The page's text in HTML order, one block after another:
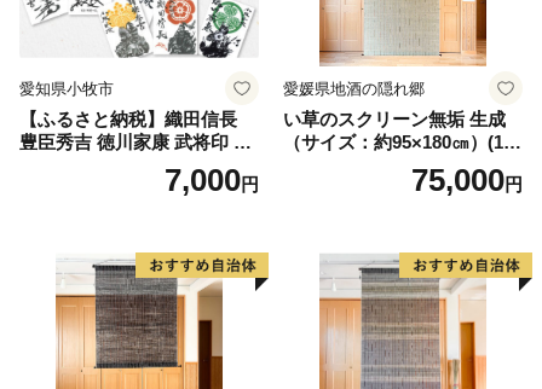
愛知県小牧市
【ふるさと納税】織田信長
豊臣秀吉 徳川家康 武将印 花
押印 6枚 セット イラスト 戦
国 武将 小牧山城 墨絵 龍画師
グッズ 愛知県 小牧市 お取り
寄せ 送料無料
7,000円
愛媛県地酒の隠れ郷
い草のスクリーン無垢 生成
（サイズ：約95×180㎝）(14
75,000円